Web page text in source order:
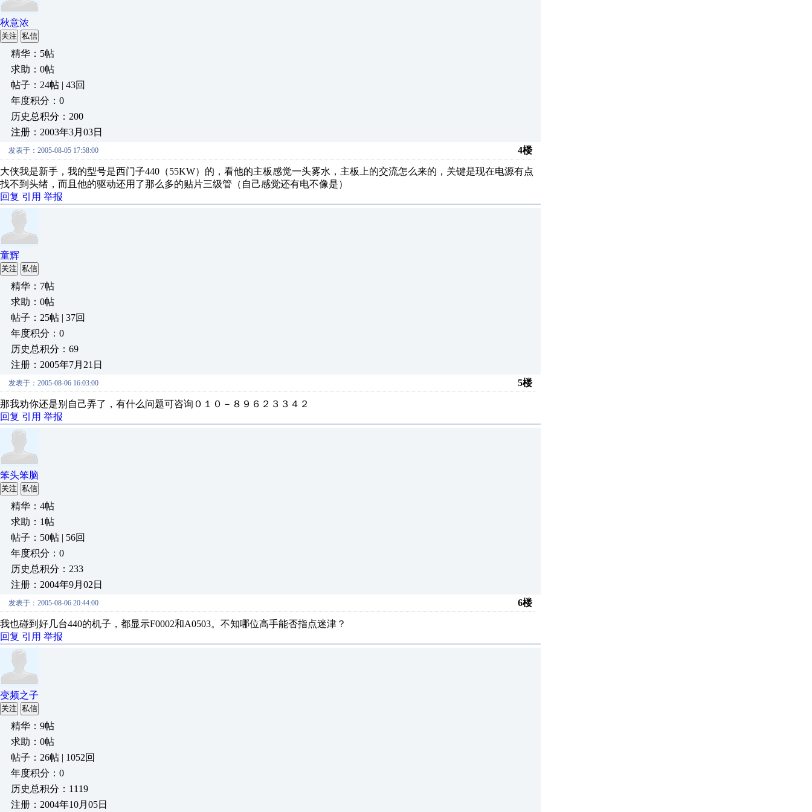
秋意浓
关注 私信
精华：5帖
求助：0帖
帖子：24帖 | 43回
年度积分：0
历史总积分：200
注册：2003年3月03日
发表于：2005-08-05 17:58:00 4楼
大侠我是新手，我的型号是西门子440（55KW）的，看他的主板感觉一头雾水，主板上的交流怎么来的，关键是现在电源有点
找不到头绪，而且他的驱动还用了那么多的贴片三级管（自己感觉还有电不像是）
回复 引用 举报
童辉
关注 私信
精华：7帖
求助：0帖
帖子：25帖 | 37回
年度积分：0
历史总积分：69
注册：2005年7月21日
发表于：2005-08-06 16:03:00 5楼
那我劝你还是别自己弄了，有什么问题可咨询０１０－８９６２３３４２
回复 引用 举报
笨头笨脑
关注 私信
精华：4帖
求助：1帖
帖子：50帖 | 56回
年度积分：0
历史总积分：233
注册：2004年9月02日
发表于：2005-08-06 20:44:00 6楼
我也碰到好几台440的机子，都显示F0002和A0503。不知哪位高手能否指点迷津？
回复 引用 举报
变频之子
关注 私信
精华：9帖
求助：0帖
帖子：26帖 | 1052回
年度积分：0
历史总积分：1119
注册：2004年10月05日